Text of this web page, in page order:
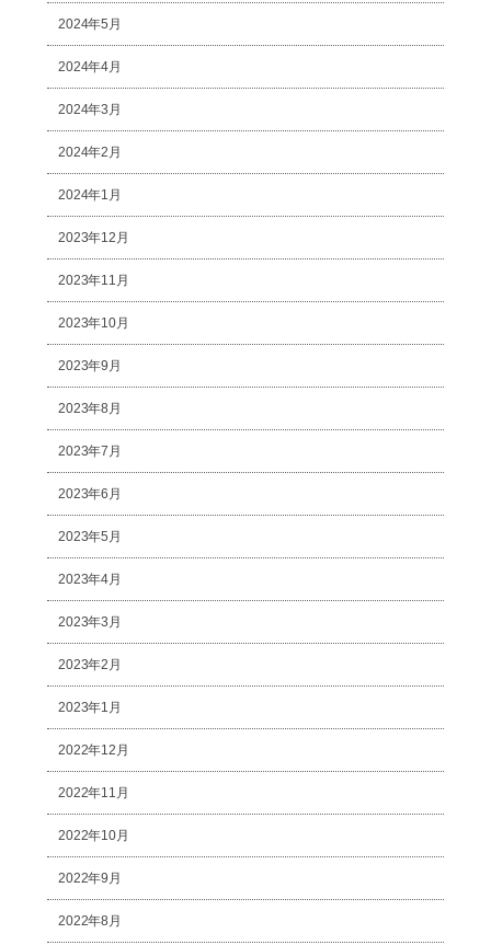
2024年5月
2024年4月
2024年3月
2024年2月
2024年1月
2023年12月
2023年11月
2023年10月
2023年9月
2023年8月
2023年7月
2023年6月
2023年5月
2023年4月
2023年3月
2023年2月
2023年1月
2022年12月
2022年11月
2022年10月
2022年9月
2022年8月